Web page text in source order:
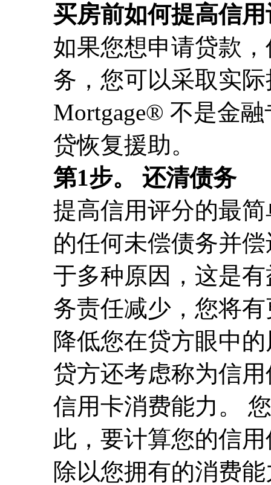
买房前如何提高信
如果您想申请贷款
务，您可以采取实
Mortgage® 不是金
贷恢复援助。
第1步。 还清债务
提高信用评分的最
的任何未偿债务并
于多种原因，这是
务责任减少，您将
降低您在贷方眼中
贷方还考虑称为信
信用卡消费能力。
此，要计算您的信
除以您拥有的消费